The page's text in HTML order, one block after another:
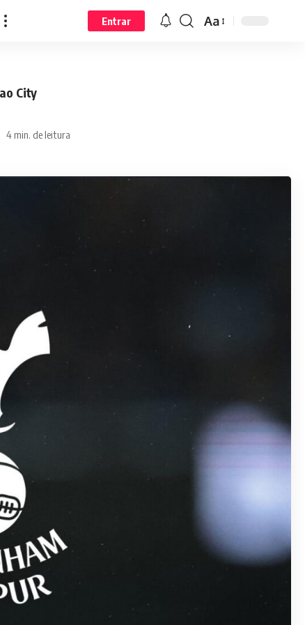
Entrar Aa
City
4 min. de leitura